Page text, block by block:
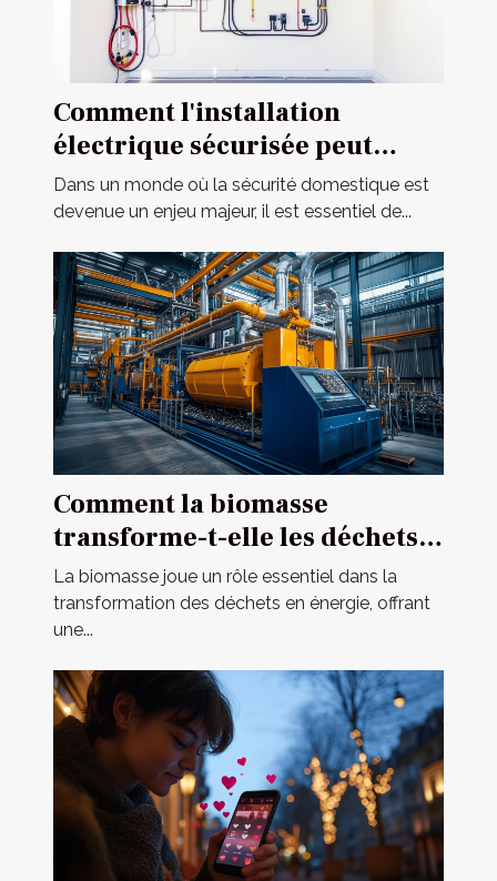
Comment l'installation
électrique sécurisée peut
améliorer votre habitat ?
Dans un monde où la sécurité domestique est
devenue un enjeu majeur, il est essentiel de...
Comment la biomasse
transforme-t-elle les déchets
en énergie ?
La biomasse joue un rôle essentiel dans la
transformation des déchets en énergie, offrant
une...